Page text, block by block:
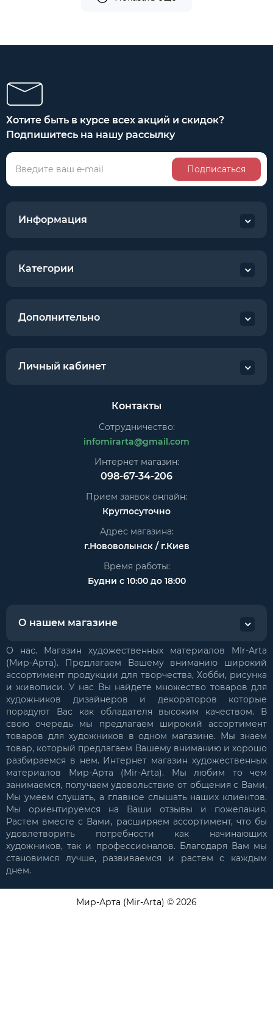
Хотите быть в курсе всех акций и скидок?
Подпишитесь на нашу рассылку
Подписаться
Информация
Категории
Дополнительно
Личный кабинет
Контакты
Сотрудничество:
infomirarta@gmail.com
Интернет магазин:
098-67-34-206
Прием заявок онлайн:
Круглосуточно
Адрес магазина:
г.Нововолынск / г.Киев
Время работы:
Будни с 10:00 до 18:00
О нашем магазине
О нас. Магазин художественных материалов MIr-Arta
(Мир-Арта). Предлагаем Вашему вниманию широкий
ассортимент продукции для творчества, Хобби, рисунка
и живописи. У нас Вы найдете множество товаров для
художников дизайнеров и декораторов которые
порадуют Вас как обладателя высоким качеством. В
свою очередь мы предлагаем широкий ассортимент
товаров для художников в одном магазине. Мы знаем
товар, который предлагаем Вашему вниманию и хорошо
разбираемся в нем. Интернет магазин художественных
материалов Мир-Арта (Mir-Arta). Мы любим то чем
занимаемся, получаем удовольствие от общения с Вами,
Мы умеем слушать, а главное слышать наших клиентов.
Мы ориентируемся на Ваши отзывы и пожелания.
Растем вместе с Вами, расширяем ассортимент, что бы
удовлетворить потребности как начинающих
художников, так и профессионалов. Благодаря Вам мы
становимся лучше, развиваемся и растем с каждым
днем.
Мир-Арта (Mir-Arta) © 2026